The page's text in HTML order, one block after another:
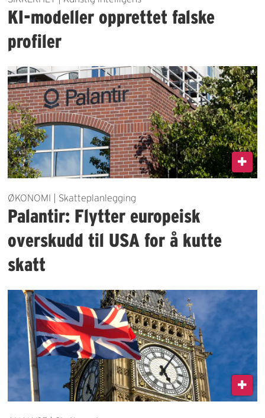
KI-modeller opprettet falske
profiler
ØKONOMI | Skatteplanlegging
Palantir: Flytter europeisk
overskudd til USA for å kutte
skatt